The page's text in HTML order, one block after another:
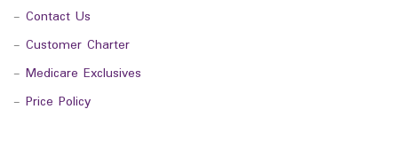
- Contact Us
- Customer Charter
- Medicare Exclusives
- Price Policy